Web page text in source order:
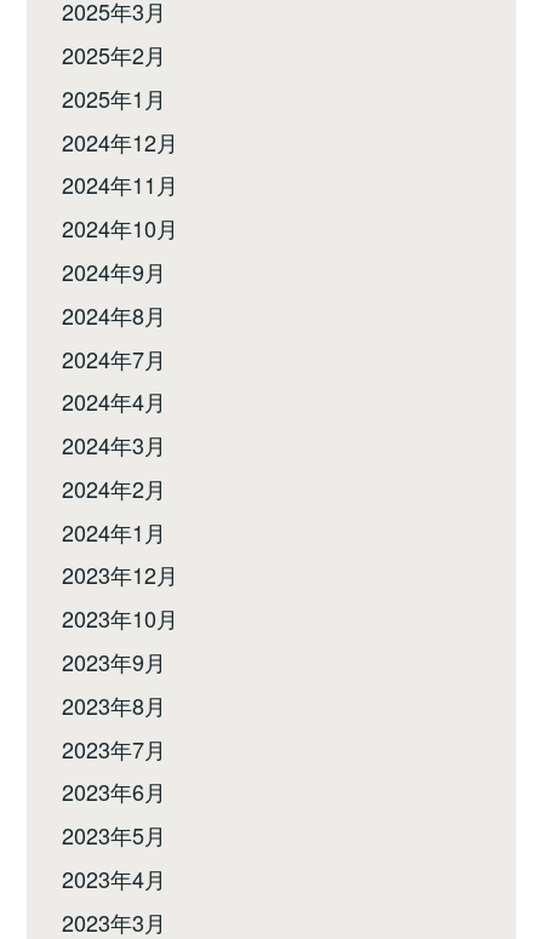
2025年3月
2025年2月
2025年1月
2024年12月
2024年11月
2024年10月
2024年9月
2024年8月
2024年7月
2024年4月
2024年3月
2024年2月
2024年1月
2023年12月
2023年10月
2023年9月
2023年8月
2023年7月
2023年6月
2023年5月
2023年4月
2023年3月